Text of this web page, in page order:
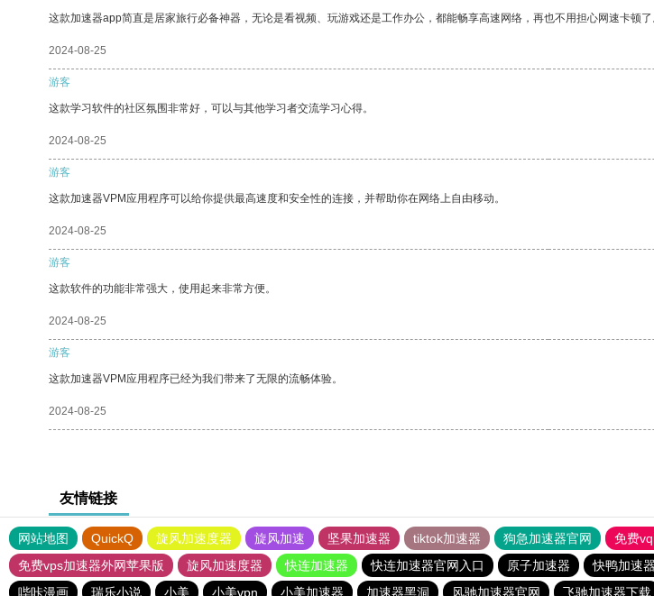
这款加速器app简直是居家旅行必备神器，无论是看视频、玩游戏还是工作办公，都能畅享高速网络，再也不用担心网速卡顿了
2024-08-25
游客
这款学习软件的社区氛围非常好，可以与其他学习者交流学习心得。
2024-08-25
游客
这款加速器VPM应用程序可以给你提供最高速度和安全性的连接，并帮助你在网络上自由移动。
2024-08-25
游客
这款软件的功能非常强大，使用起来非常方便。
2024-08-25
游客
这款加速器VPM应用程序已经为我们带来了无限的流畅体验。
2024-08-25
友情链接
网站地图 QuickQ 旋风加速度器 旋风加速 坚果加速器 tiktok加速器 狗急加速器官网 免费
免费vps加速器外网苹果版
旋风加速度器 快连加速器 快连加速器官网入口 原子加速器 快鸭加速器
哔咔漫画
瑞乐小说 小美 小美vpn 小美加速器 加速器黑洞 风驰加速器官网 飞驰加速器下载